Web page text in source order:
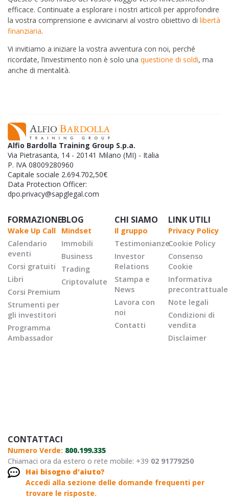
efficace. Continuate a esplorare i nostri articoli per approfondire
la vostra comprensione e avvicinarvi al vostro obiettivo di libertà
finanziaria.
Vi invitiamo a iniziare la vostra avventura con noi, perché
ricordate, l’investimento non è solo una questione di soldi, ma
anche di mentalità.
Alfio Bardolla Training Group S.p.a.
Via Pietrasanta, 14 - 20141 Milano (MI) - Italia
P. IVA 08009280960
Capitale sociale 2.694.702,50€
Data Protection Officer:
dpo.privacy@sapglegal.com
FORMAZIONE
Wake Up Call
Calendario
eventi
Corsi gratuiti
Libri
Corsi Premium
Strumenti per
gli investitori
Programma
Ambassador
BLOG
Mindset
Immobili
Business
Trading
Criptovalute
CHI SIAMO
Il gruppo
Testimonianze
Investor
Relations
Stampa e
News
Lavora con
noi
Contatti
LINK UTILI
Privacy Policy
Cookie Policy
Consenso
Cookie
Informativa
precontrattuale
Note legali
Condizioni di
vendita
Disclaimer
CONTATTACI
Numero Verde: 800.199.335
Chiamaci ora da estero o rete mobile: +39 02 91779250
Hai bisogno d'aiuto?
Accedi alla sezione delle domande frequenti per
trovare le risposte.